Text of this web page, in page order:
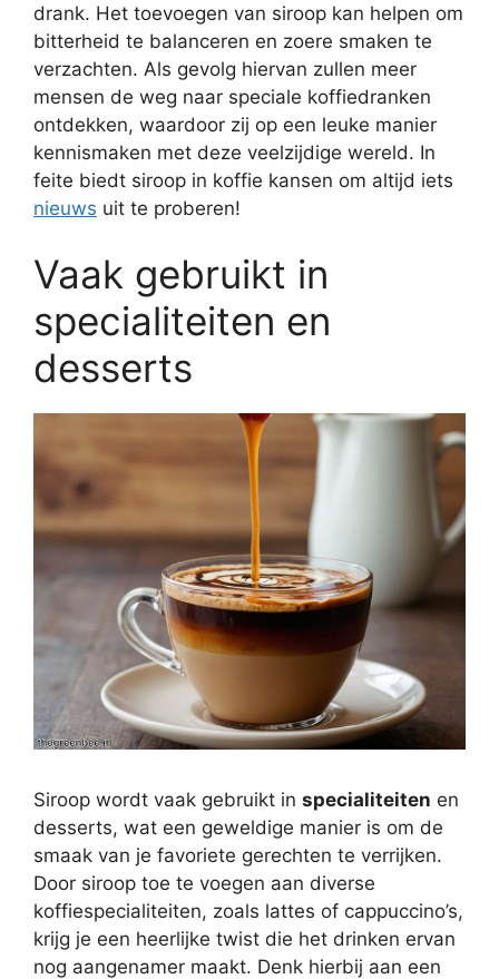
drank. Het toevoegen van siroop kan helpen om
bitterheid te balanceren en zoere smaken te
verzachten. Als gevolg hiervan zullen meer
mensen de weg naar speciale koffiedranken
ontdekken, waardoor zij op een leuke manier
kennismaken met deze veelzijdige wereld. In
feite biedt siroop in koffie kansen om altijd iets
nieuws uit te proberen!
Vaak gebruikt in
specialiteiten en
desserts
Siroop wordt vaak gebruikt in specialiteiten en
desserts, wat een geweldige manier is om de
smaak van je favoriete gerechten te verrijken.
Door siroop toe te voegen aan diverse
koffiespecialiteiten, zoals lattes of cappuccino’s,
krijg je een heerlijke twist die het drinken ervan
nog aangenamer maakt. Denk hierbij aan een